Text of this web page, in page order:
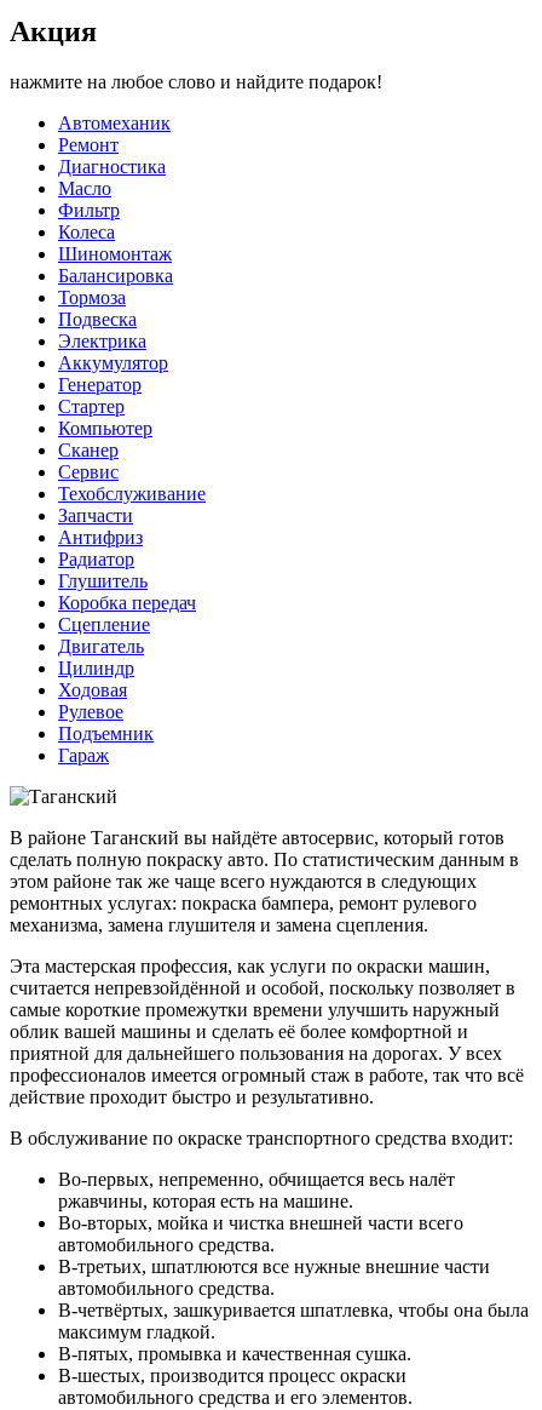
Акция
нажмите на любое слово и найдите подарок!
Автомеханик
Ремонт
Диагностика
Масло
Фильтр
Колеса
Шиномонтаж
Балансировка
Тормоза
Подвеска
Электрика
Аккумулятор
Генератор
Стартер
Компьютер
Сканер
Сервис
Техобслуживание
Запчасти
Антифриз
Радиатор
Глушитель
Коробка передач
Сцепление
Двигатель
Цилиндр
Ходовая
Рулевое
Подъемник
Гараж
В районе Таганский вы найдёте автосервис, который готов
сделать полную покраску авто. По статистическим данным в
этом районе так же чаще всего нуждаются в следующих
ремонтных услугах: покраска бампера, ремонт рулевого
механизма, замена глушителя и замена сцепления.
Эта мастерская профессия, как услуги по окраски машин,
считается непревзойдённой и особой, поскольку позволяет в
самые короткие промежутки времени улучшить наружный
облик вашей машины и сделать её более комфортной и
приятной для дальнейшего пользования на дорогах. У всех
профессионалов имеется огромный стаж в работе, так что всё
действие проходит быстро и результативно.
В обслуживание по окраске транспортного средства входит:
Во-первых, непременно, обчищается весь налёт
ржавчины, которая есть на машине.
Во-вторых, мойка и чистка внешней части всего
автомобильного средства.
В-третьих, шпатлюются все нужные внешние части
автомобильного средства.
В-четвёртых, зашкуривается шпатлевка, чтобы она была
максимум гладкой.
В-пятых, промывка и качественная сушка.
В-шестых, производится процесс окраски
автомобильного средства и его элементов.